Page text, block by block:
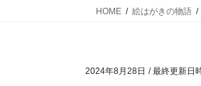
HOME 絵はがきの物語
2024年8月28日 / 最終更新日